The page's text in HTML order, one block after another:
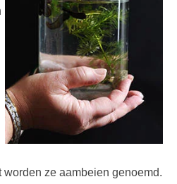
worden ze aambeien genoemd.